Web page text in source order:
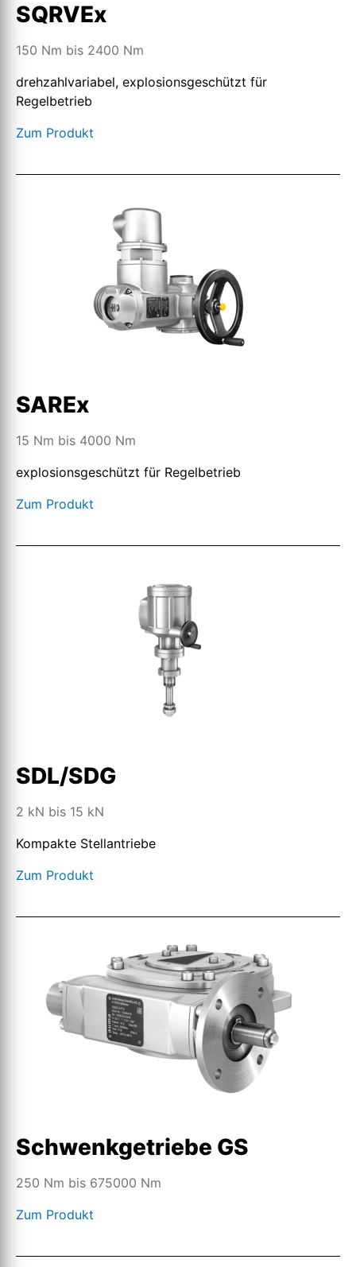
SQRVEx
150 Nm bis 2400 Nm
drehzahlvariabel, explosionsgeschützt für
Regelbetrieb
Zum Produkt
SAREx
15 Nm bis 4000 Nm
explosionsgeschützt für Regelbetrieb
Zum Produkt
SDL/SDG
2 kN bis 15 kN
Kompakte Stellantriebe
Zum Produkt
Schwenkgetriebe GS
250 Nm bis 675000 Nm
Zum Produkt